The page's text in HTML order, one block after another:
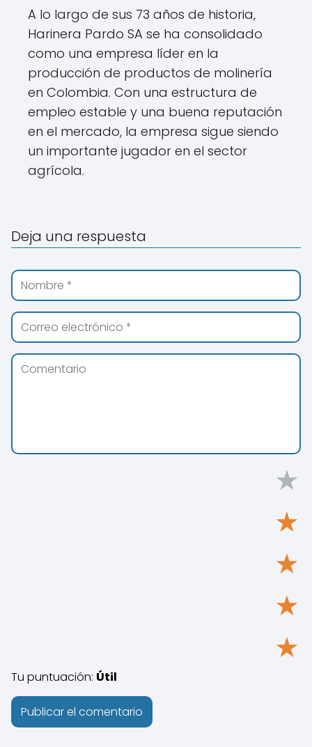
A lo largo de sus 73 años de historia,
Harinera Pardo SA se ha consolidado
como una empresa líder en la
producción de productos de molinería
en Colombia. Con una estructura de
empleo estable y una buena reputación
en el mercado, la empresa sigue siendo
un importante jugador en el sector
agrícola.
Deja una respuesta
★
★
★
★
★
Tu puntuación: Útil